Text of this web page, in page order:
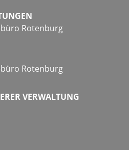
Rotenburg
Rotenburg
VERWALTUNG